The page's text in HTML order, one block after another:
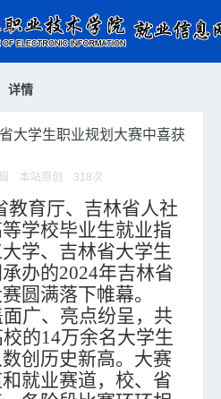
详情
大学生职业规划大赛中喜获
辑 本站原创 318次
教育厅、吉林省人社
学校毕业生就业指
学、吉林省大学生
办的2024年吉林省
圆满落下帷幕。
广、亮点纷呈，共
的14万余名大学生
创历史新高。大赛
就业赛道，校、省